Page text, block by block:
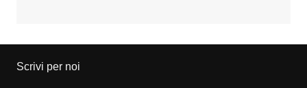
Scrivi per noi